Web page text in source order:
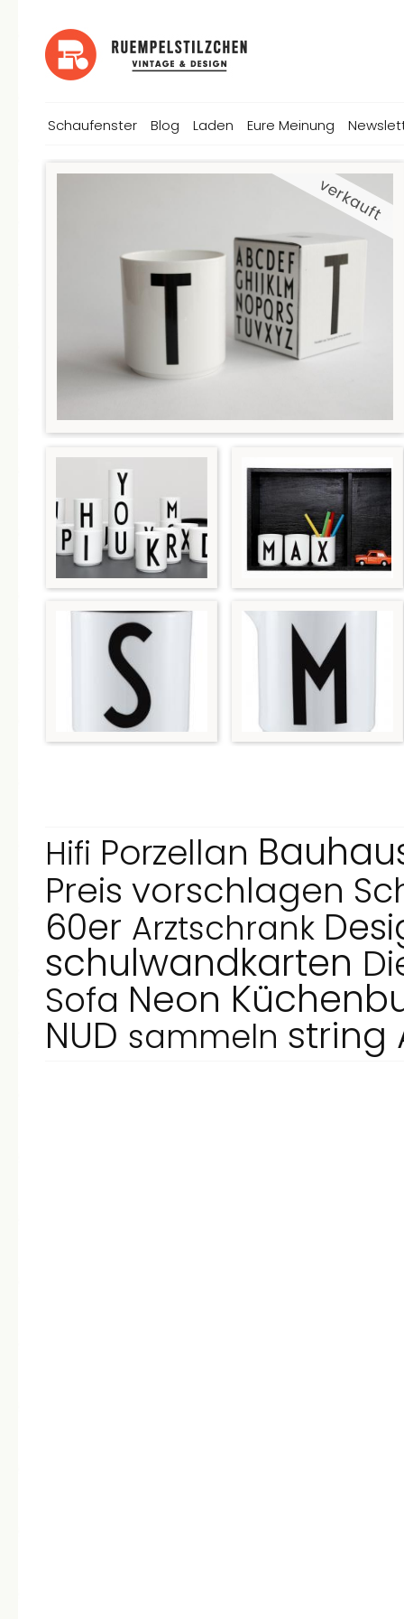
Schaufenster Blog Laden Eure Meinung
Hifi Porzellan
Preis vorschlagen
60er Arztschrank
schulwandkarten
Sofa Neon
NUD sammeln string